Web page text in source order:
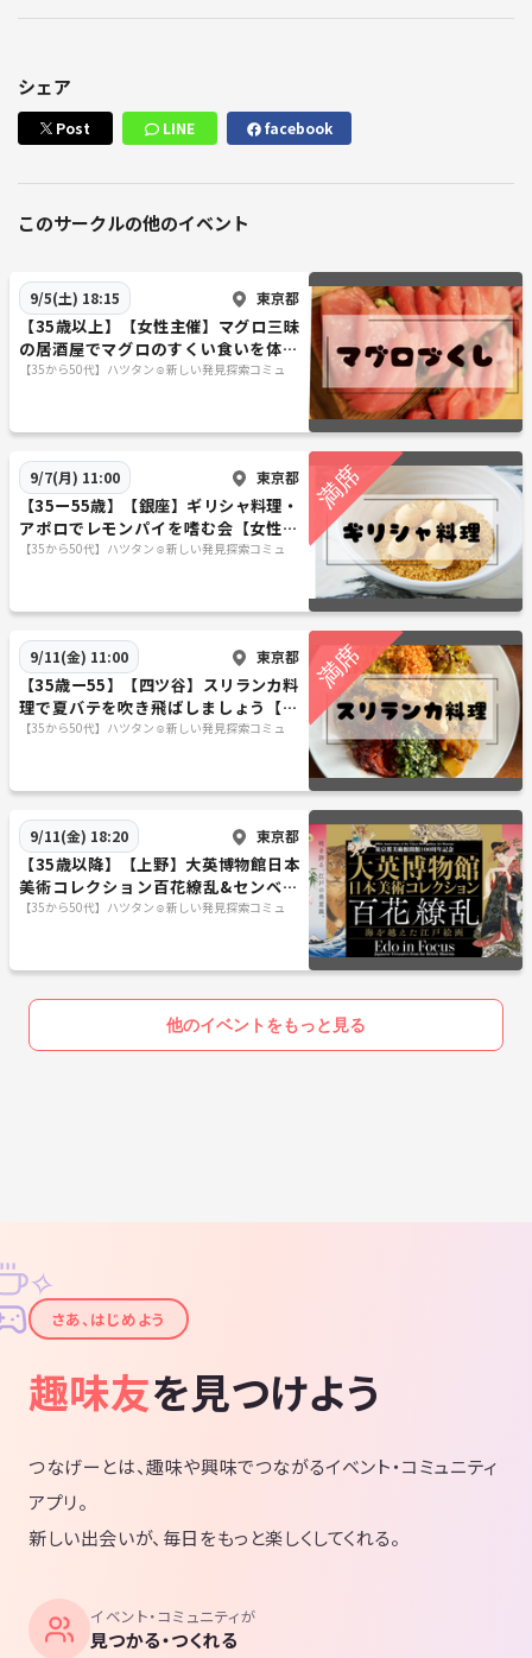
シェア
Post LINE facebook
このサークルの他のイベント
9/5(土) 18:15 東京都
【35歳以上】【女性主催】マグロ三昧
の居酒屋でマグロのすくい食いを体験
する会【中野】
【35から50代】ハツタン☺️新しい発見探索コミュ
9/7(月) 11:00 東京都
【35ー55歳】【銀座】ギリシャ料理・
アポロでレモンパイを嗜む会【女性主
催】
【35から50代】ハツタン☺️新しい発見探索コミュ
9/11(金) 11:00 東京都
【35歳ー55】【四ツ谷】スリランカ料
理で夏バテを吹き飛ばしましょう【女
性主催】
【35から50代】ハツタン☺️新しい発見探索コミュ
9/11(金) 18:20 東京都
【35歳以降】【上野】大英博物館日本
美術コレクション百花繚乱&センベロ
【女性主催】
【35から50代】ハツタン☺️新しい発見探索コミュ
他のイベントをもっと見る
✦
✧
さあ、はじめよう
趣味友を見つけよう
つなげーとは、趣味や興味でつながるイベント・コミュニティ
アプリ。
新しい出会いが、毎日をもっと楽しくしてくれる。
イベント・コミュニティが
見つかる・つくれる